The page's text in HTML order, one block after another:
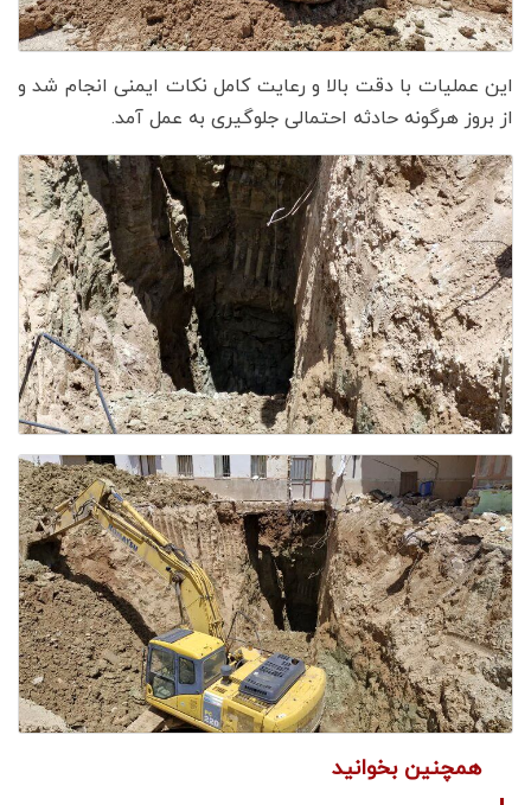
این عملیات با دقت بالا و رعایت کامل نکات ایمنی انجام شد و
از بروز هرگونه حادثه احتمالی جلوگیری به عمل آمد.
همچنین بخوانید